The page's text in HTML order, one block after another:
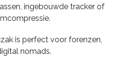
ingebouwde tracker of
is perfect voor forenzen,
nomads.